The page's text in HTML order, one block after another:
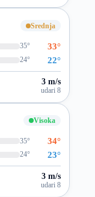
Srednja
35° 33°
24° 22°
3 m/s
udari 8
Visoka
35° 34°
24° 23°
3 m/s
udari 8